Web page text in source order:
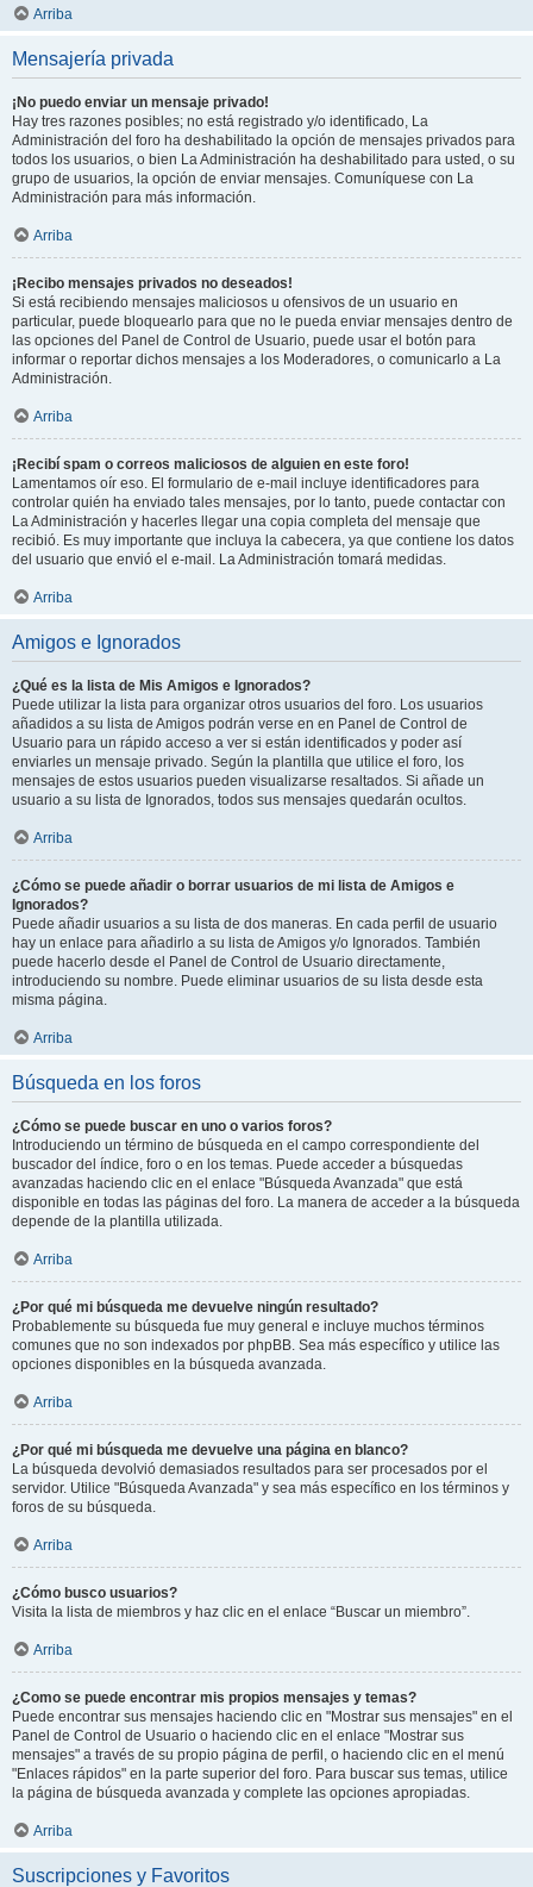
Arriba
Mensajería privada
¡No puedo enviar un mensaje privado!
Hay tres razones posibles; no está registrado y/o identificado, La
Administración del foro ha deshabilitado la opción de mensajes privados para
todos los usuarios, o bien La Administración ha deshabilitado para usted, o su
grupo de usuarios, la opción de enviar mensajes. Comuníquese con La
Administración para más información.
Arriba
¡Recibo mensajes privados no deseados!
Si está recibiendo mensajes maliciosos u ofensivos de un usuario en
particular, puede bloquearlo para que no le pueda enviar mensajes dentro de
las opciones del Panel de Control de Usuario, puede usar el botón para
informar o reportar dichos mensajes a los Moderadores, o comunicarlo a La
Administración.
Arriba
¡Recibí spam o correos maliciosos de alguien en este foro!
Lamentamos oír eso. El formulario de e-mail incluye identificadores para
controlar quién ha enviado tales mensajes, por lo tanto, puede contactar con
La Administración y hacerles llegar una copia completa del mensaje que
recibió. Es muy importante que incluya la cabecera, ya que contiene los datos
del usuario que envió el e-mail. La Administración tomará medidas.
Arriba
Amigos e Ignorados
¿Qué es la lista de Mis Amigos e Ignorados?
Puede utilizar la lista para organizar otros usuarios del foro. Los usuarios
añadidos a su lista de Amigos podrán verse en en Panel de Control de
Usuario para un rápido acceso a ver si están identificados y poder así
enviarles un mensaje privado. Según la plantilla que utilice el foro, los
mensajes de estos usuarios pueden visualizarse resaltados. Si añade un
usuario a su lista de Ignorados, todos sus mensajes quedarán ocultos.
Arriba
¿Cómo se puede añadir o borrar usuarios de mi lista de Amigos e
Ignorados?
Puede añadir usuarios a su lista de dos maneras. En cada perfil de usuario
hay un enlace para añadirlo a su lista de Amigos y/o Ignorados. También
puede hacerlo desde el Panel de Control de Usuario directamente,
introduciendo su nombre. Puede eliminar usuarios de su lista desde esta
misma página.
Arriba
Búsqueda en los foros
¿Cómo se puede buscar en uno o varios foros?
Introduciendo un término de búsqueda en el campo correspondiente del
buscador del índice, foro o en los temas. Puede acceder a búsquedas
avanzadas haciendo clic en el enlace "Búsqueda Avanzada" que está
disponible en todas las páginas del foro. La manera de acceder a la búsqueda
depende de la plantilla utilizada.
Arriba
¿Por qué mi búsqueda me devuelve ningún resultado?
Probablemente su búsqueda fue muy general e incluye muchos términos
comunes que no son indexados por phpBB. Sea más específico y utilice las
opciones disponibles en la búsqueda avanzada.
Arriba
¿Por qué mi búsqueda me devuelve una página en blanco?
La búsqueda devolvió demasiados resultados para ser procesados por el
servidor. Utilice "Búsqueda Avanzada" y sea más específico en los términos y
foros de su búsqueda.
Arriba
¿Cómo busco usuarios?
Visita la lista de miembros y haz clic en el enlace “Buscar un miembro”.
Arriba
¿Como se puede encontrar mis propios mensajes y temas?
Puede encontrar sus mensajes haciendo clic en "Mostrar sus mensajes" en el
Panel de Control de Usuario o haciendo clic en el enlace "Mostrar sus
mensajes" a través de su propio página de perfil, o haciendo clic en el menú
"Enlaces rápidos" en la parte superior del foro. Para buscar sus temas, utilice
la página de búsqueda avanzada y complete las opciones apropiadas.
Arriba
Suscripciones y Favoritos